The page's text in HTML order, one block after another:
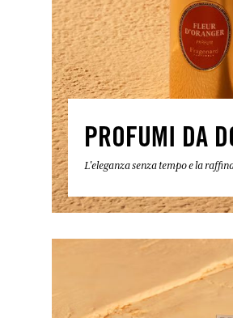
PROFUMI DA
L'eleganza senza tempo e la